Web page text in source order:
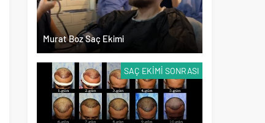
Murat Boz Saç Ekimi
SAÇ EKIMI SONRASI